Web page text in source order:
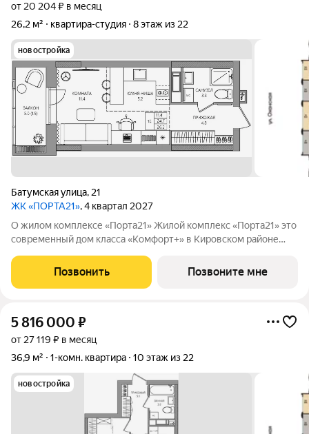
от 20 204 ₽ в месяц
26,2 м²
квартира-студия 8 этаж из 22
новостройка
Батумская улица, 21
ЖК «ПОРТА21», 4 квартал 2027
О жилом комплексе «Порта21» Жилой комплекс «Порта21» это
современный дом класса «Комфорт+» в Кировском районе
баланс между городской жизнью и ощущением спокойствия.
Виды на Каму и близость
Позвонить Позвоните мне
5 816 000 ₽
от 27 119 ₽ в месяц
36,9 м²
1-комн. квартира 10 этаж из 22
новостройка